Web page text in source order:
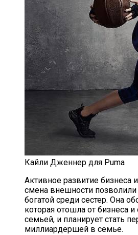
Кайли Дженнер для Puma
Активное развитие бизнеса
смена внешности позволили
богатой среди сестер. Она
которая отошла от бизнеса и
семьей, и планирует стать
миллиардершей в семье.